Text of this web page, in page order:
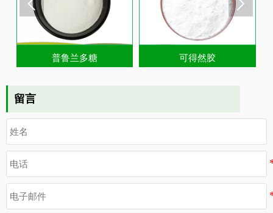
普鲁兰多糖 可得然胶
 
留言